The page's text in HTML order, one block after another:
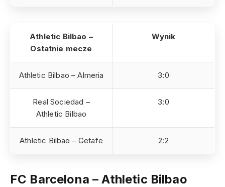
Athletic Bilbao –
Ostatnie mecze
Wynik
Athletic Bilbao – Almeria 3:0
Real Sociedad –
Athletic Bilbao
3:0
Athletic Bilbao – Getafe 2:2
FC Barcelona – Athletic Bilbao